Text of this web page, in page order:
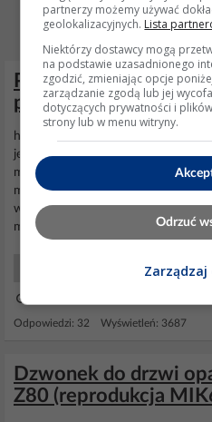
Prosty sterownik
pewnej spawarki
https://obrazki.elektroda.pl/
jest mnóstwo, na przestrzeni lat
modyfikowana podczas napraw.
modyfikacja powstała w ciągu
wyjaśnienie,sterownikbył robiony
mało zdjęć. Tym bardziej,...
Odpowiedzi: 32 Wyświetleń: 3687
Dzwonek do drzwi
Z80 (reprodukcja
partnerzy możemy używać
geolokalizacyjnych. Lista
Niektórzy dostawcy mogą
na podstawie uzasadnionego
zgodzić, zmieniając opcje
zarządzanie zgodą lub jej
dotyczących prywatności i
strony lub w menu witryny.
Odrzuć
Zarządzaj